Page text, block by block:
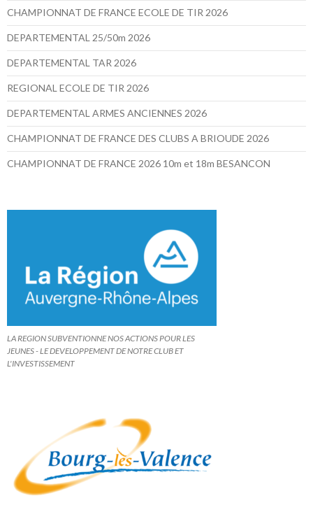
CHAMPIONNAT DE FRANCE ECOLE DE TIR 2026
DEPARTEMENTAL 25/50m 2026
DEPARTEMENTAL TAR 2026
REGIONAL ECOLE DE TIR 2026
DEPARTEMENTAL ARMES ANCIENNES 2026
CHAMPIONNAT DE FRANCE DES CLUBS A BRIOUDE 2026
CHAMPIONNAT DE FRANCE 2026 10m et 18m BESANCON
LA REGION SUBVENTIONNE NOS ACTIONS POUR LES
JEUNES - LE DEVELOPPEMENT DE NOTRE CLUB ET
L'INVESTISSEMENT